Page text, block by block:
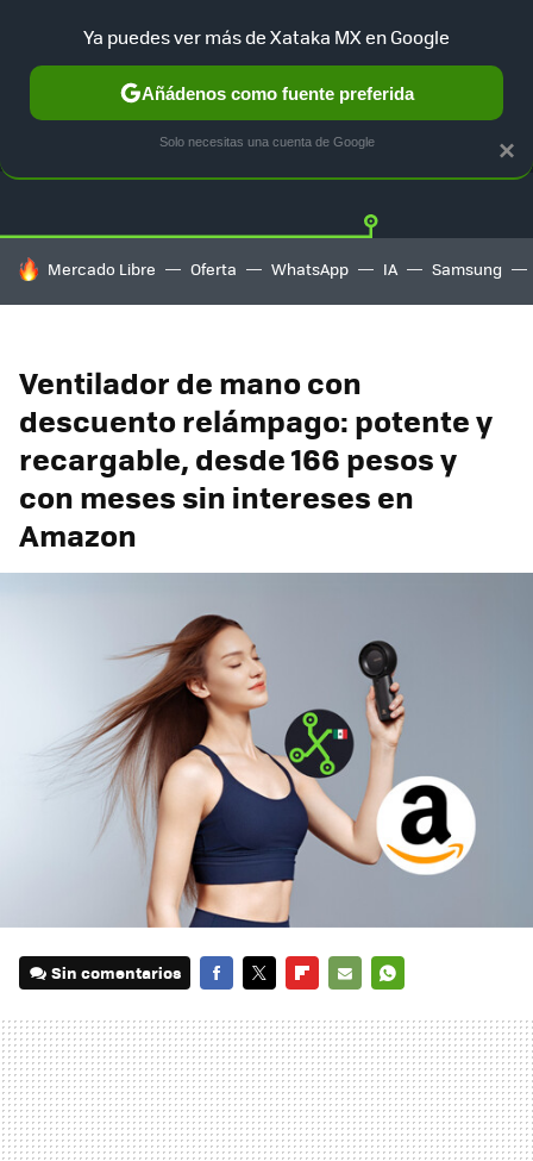
GUÍA DE COMPRAS MERCADO LIBRE
HOY SE HABLA DE
Mercado Libre Oferta WhatsApp IA Samsung
Ventilador de mano con
descuento relámpago: potente y
recargable, desde 166 pesos y
con meses sin intereses en
Amazon
Sin comentarios
MAIL
×
Ya puedes ver más de Xataka MX en Google
Añádenos como fuente preferida
Solo necesitas una cuenta de Google